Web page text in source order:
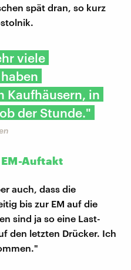
spät dran, so kurz
viele
Kaufhäusern, in
der Stunde."
Auftakt
auch, dass die
bis zur EM auf die
sind ja so eine Last-
den letzten Drücker. Ich